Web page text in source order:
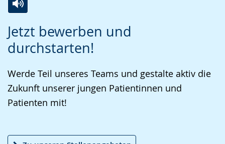
Jetzt bewerben und
durchstarten!
Werde Teil unseres Teams und gestalte aktiv die
Zukunft unserer jungen Patientinnen und
Patienten mit!
u
r
e
i
c
t
k
t
v
i
e
e
i
n
i
d
e
i